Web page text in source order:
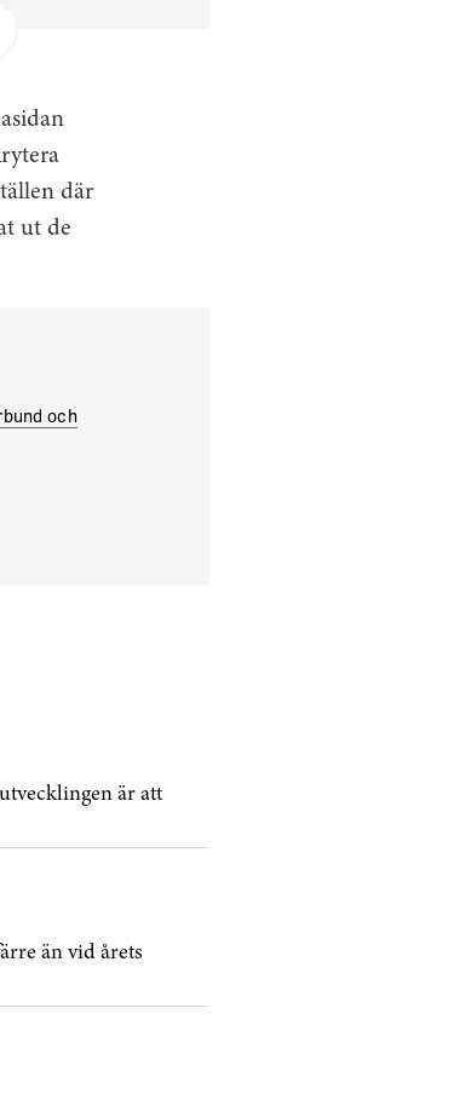
där
ut de
och
är att
än vid årets